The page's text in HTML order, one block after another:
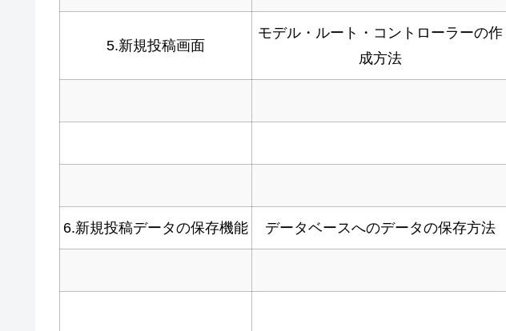
5.新規投稿画面
モデル・ルート・コントローラーの作
成方法
6.新規投稿データの保存機能 データベースへのデータの保存方法